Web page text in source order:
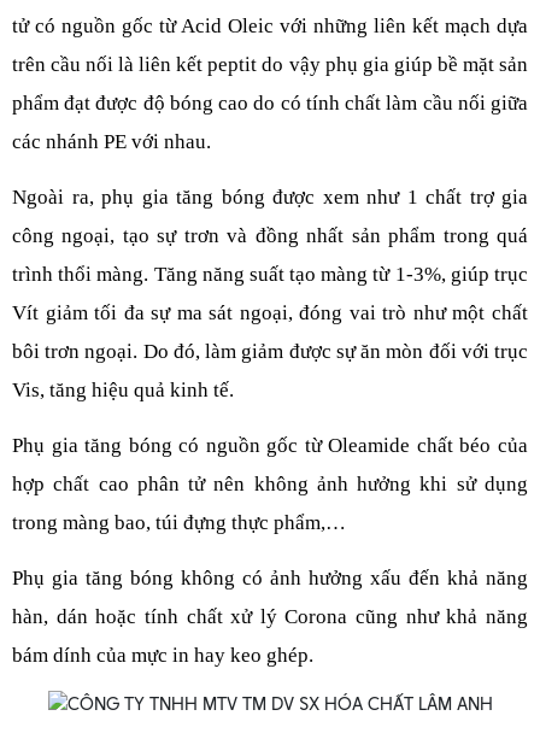
tử có nguồn gốc từ Acid Oleic với những liên kết mạch dựa
trên cầu nối là liên kết peptit do vậy phụ gia giúp bề mặt sản
phẩm đạt được độ bóng cao do có tính chất làm cầu nối giữa
các nhánh PE với nhau.
Ngoài ra, phụ gia tăng bóng được xem như 1 chất trợ gia
công ngoại, tạo sự trơn và đồng nhất sản phẩm trong quá
trình thổi màng. Tăng năng suất tạo màng từ 1-3%, giúp trục
Vít giảm tối đa sự ma sát ngoại, đóng vai trò như một chất
bôi trơn ngoại. Do đó, làm giảm được sự ăn mòn đối với trục
Vis, tăng hiệu quả kinh tế.
Phụ gia tăng bóng có nguồn gốc từ Oleamide chất béo của
hợp chất cao phân tử nên không ảnh hưởng khi sử dụng
trong màng bao, túi đựng thực phẩm,…
Phụ gia tăng bóng không có ảnh hưởng xấu đến khả năng
hàn, dán hoặc tính chất xử lý Corona cũng như khả năng
bám dính của mực in hay keo ghép.